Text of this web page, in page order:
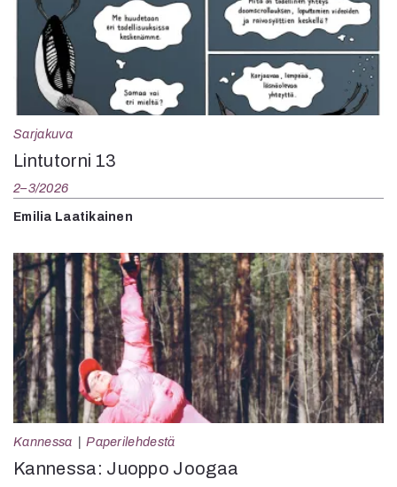
Sarjakuva
Lintutorni 13
2–3/2026
Emilia Laatikainen
Kannessa Paperilehdestä
Kannessa: Juoppo Joogaa